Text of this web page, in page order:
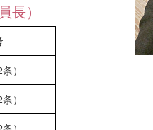
）
）
）